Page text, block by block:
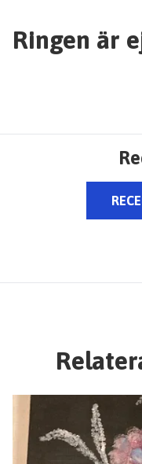
Ringen är